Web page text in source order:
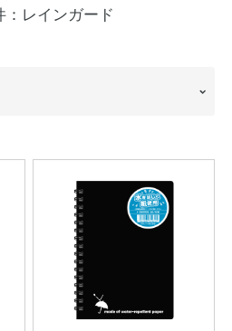
ー
ョップ
SDGsと未来
お知らせ
レインガード